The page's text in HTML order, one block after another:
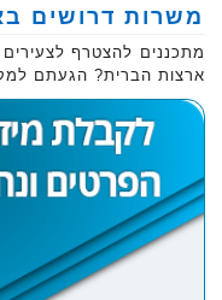
משרות דרושים
מתכננים להצטרף
ארצות הברית? הגעתם